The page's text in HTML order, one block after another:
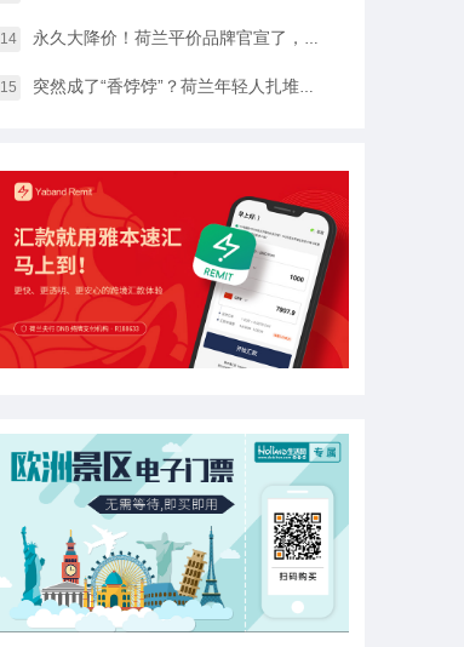
14 永久大降价！荷兰平价品牌官宣了，将硬扛Temu和SHEIN
15 突然成了“香饽饽”？荷兰年轻人扎堆当老师，发生了什么？